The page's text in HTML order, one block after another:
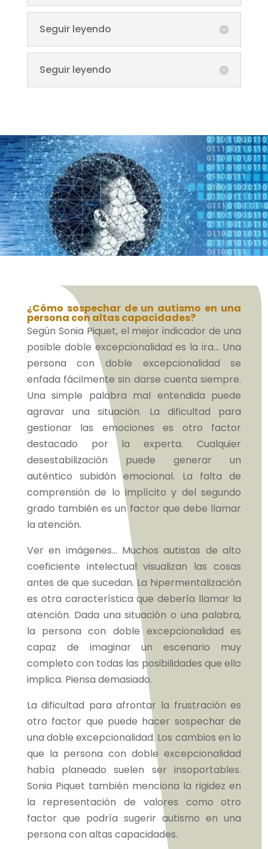
Seguir leyendo
Seguir leyendo
¿Cómo sospechar de un autismo en una
persona con altas capacidades?
Según Sonia Piquet, el mejor indicador de una
posible doble excepcionalidad es la ira… Una
persona con doble excepcionalidad se
enfada fácilmente sin darse cuenta siempre.
Una simple palabra mal entendida puede
agravar una situación. La dificultad para
gestionar las emociones es otro factor
destacado por la experta. Cualquier
desestabilización puede generar un
auténtico subidón emocional. La falta de
comprensión de lo implícito y del segundo
grado también es un factor que debe llamar
la atención.
Ver en imágenes… Muchos autistas de alto
coeficiente intelectual visualizan las cosas
antes de que sucedan. La hipermentalización
es otra característica que debería llamar la
atención. Dada una situación o una palabra,
la persona con doble excepcionalidad es
capaz de imaginar un escenario muy
completo con todas las posibilidades que ello
implica. Piensa demasiado.
La dificultad para afrontar la frustración es
otro factor que puede hacer sospechar de
una doble excepcionalidad. Los cambios en lo
que la persona con doble excepcionalidad
había planeado suelen ser insoportables.
Sonia Piquet también menciona la rigidez en
la representación de valores como otro
factor que podría sugerir autismo en una
persona con altas capacidades.